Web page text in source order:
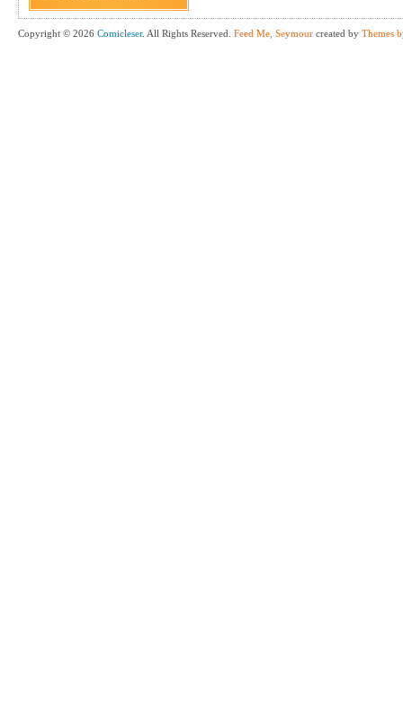
Copyright © 2026 Comicleser. All Rights Reserved. Feed Me, Seymour created by Themes